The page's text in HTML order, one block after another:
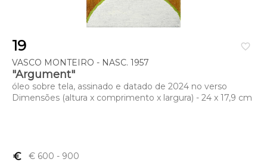
favorite_border
19
VASCO MONTEIRO - NASC. 1957
"Argument"
óleo sobre tela, assinado e datado de 2024 no verso
Dimensões (altura x comprimento x largura) - 24 x 17,9 cm
euro_symbol € 600 - 900